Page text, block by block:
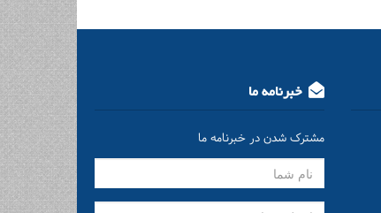
خبرنامه ما
مشترک شدن در خبرنامه ما